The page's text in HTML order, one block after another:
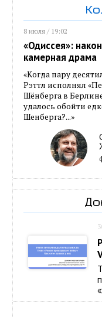
8 июля / 19:02
«Одиссея»:
камерная драма
«Когда пару
Рэттл исполнял
Шёнберга в
удалось обойти
Шенберга?...»